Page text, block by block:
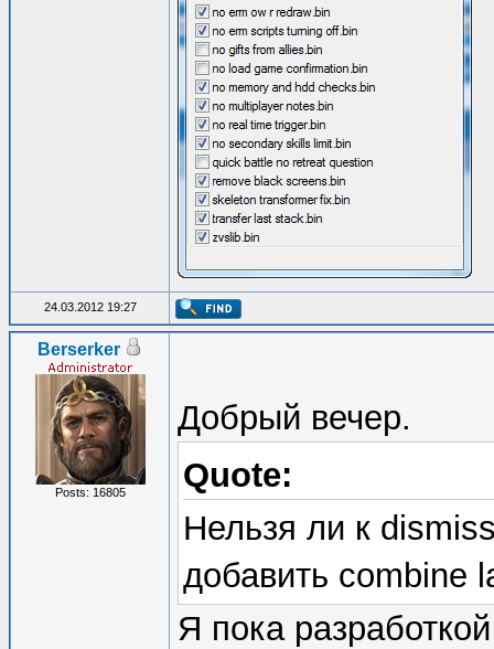
24.03.2012 19:27
Berserker
Posts: 16805
Добрый вечер.
Quote:
Нельзя ли к
добавить combine
Я пока